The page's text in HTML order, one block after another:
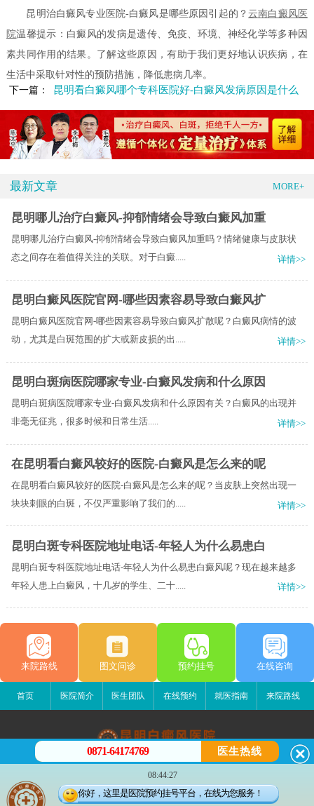
昆明治白癜风专业医院-白癜风是哪些原因引起的？云南白癜风医
院温馨提示：白癜风的发病是遗传、免疫、环境、神经化学等多种因
素共同作用的结果。了解这些原因，有助于我们更好地认识疾病，在
生活中采取针对性的预防措施，降低患病几率。
下一篇：
昆明看白癜风哪个专科医院好-白癜风发病原因是什么
最新文章 MORE+
昆明哪儿治疗白癜风-抑郁情绪会导致白癜风加重
昆明哪儿治疗白癜风-抑郁情绪会导致白癜风加重吗？情绪健康与皮肤状
态之间存在着值得关注的关联。对于白癜.....
详情>>
昆明白癜风医院官网-哪些因素容易导致白癜风扩
昆明白癜风医院官网-哪些因素容易导致白癜风扩散呢？白癜风病情的波
动，尤其是白斑范围的扩大或新皮损的出.....
详情>>
昆明白斑病医院哪家专业-白癜风发病和什么原因
昆明白斑病医院哪家专业-白癜风发病和什么原因有关？​白癜风的出现并
非毫无征兆，很多时候和日常生活.....
详情>>
在昆明看白癜风较好的医院-白癜风是怎么来的呢
在昆明看白癜风较好的医院-白癜风是怎么来的呢？当皮肤上突然出现一
块块刺眼的白斑，不仅严重影响了我们的.....
详情>>
昆明白斑专科医院地址电话-年轻人为什么易患白
昆明白斑专科医院地址电话-年轻人为什么易患白癜风呢？现在越来越多
年轻人患上白癜风，十几岁的学生、二十.....
详情>>
来院路线 图文问诊 预约挂号 在线咨询
首页 医院简介 医生团队 在线预约 就医指南 来院路线
昆明白癜风医院
昆明市五华区护国路2号
版权所有：昆明白癜风医院
0871-64174769 医生热线
08:44:27
你好，这里是医院预约挂号平台，在线为您服务！